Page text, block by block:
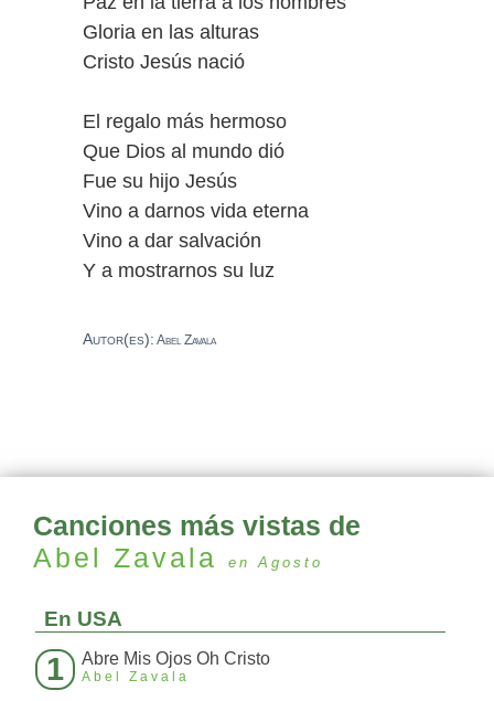
Gloria en las alturas
Cristo Jesús nació
El regalo más hermoso
Que Dios al mundo dió
Fue su hijo Jesús
Vino a darnos vida eterna
Vino a dar salvación
Y a mostrarnos su luz
Autor(es): Abel Zavala
Canciones más vistas de
Abel Zavala
en Agosto
En USA
1 Abre Mis Ojos Oh Cristo
Abel Zavala